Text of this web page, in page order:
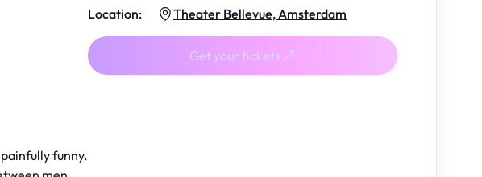
funny.
Location:
Theater Bellevue, Amsterdam
Get your tickets